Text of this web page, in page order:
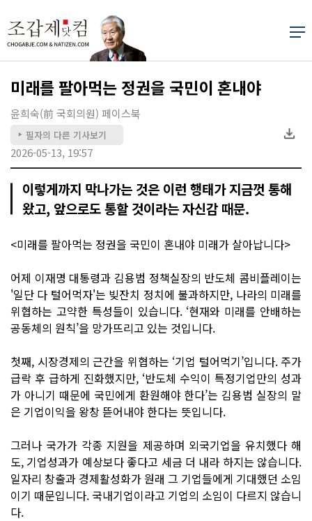
미래를 팔아먹는 정권을 국민이 혼내야
윤희숙(前 국회의원) 페이스북
▶ 필자의 다른 기사보기
2026-05-13, 19:57
이렇게까지 막나가는 것은 이런 행태가 지금껏 통해
왔고, 앞으로도 통할 것이라는 자신감 때문.
<미래를 팔아먹는 정권을 국민이 혼내야 미래가 살아납니다>
어제 이재명 대통령과 김용범 정책실장의 반도체 콤비플레이는
'일단 다 털어먹자'는 빚잔치 정치에 불과하지만, 나라의 미래를
위협하는 고약한 특성들이 있습니다. ‘현재와 미래를 안배하는
공동체의 원칙’을 망가뜨리고 있는 것입니다.
첫째, 시장경제의 근간을 위협하는 ‘기업 털어먹기’입니다. 주가
급락 후 급하게 진화했지만, ‘반도체 수익이 특정기업만의 성과
가 아니기 때문에 국민에게 환원해야 한다’는 김용범 실장의 말
은 기업이익을 왕창 뜯어내야 한다는 뜻입니다.
그러나 국가가 각종 지원을 제공하며 외국기업을 유치했다 해
도, 기업성과가 예상보다 좋다고 세금 더 내라 하지는 않습니다.
일자리 창출과 경제활성화가 원래 그 기업들에게 기대했던 소임
이기 때문입니다. 국내기업이라고 기업의 소임이 다르지 않습니
다.